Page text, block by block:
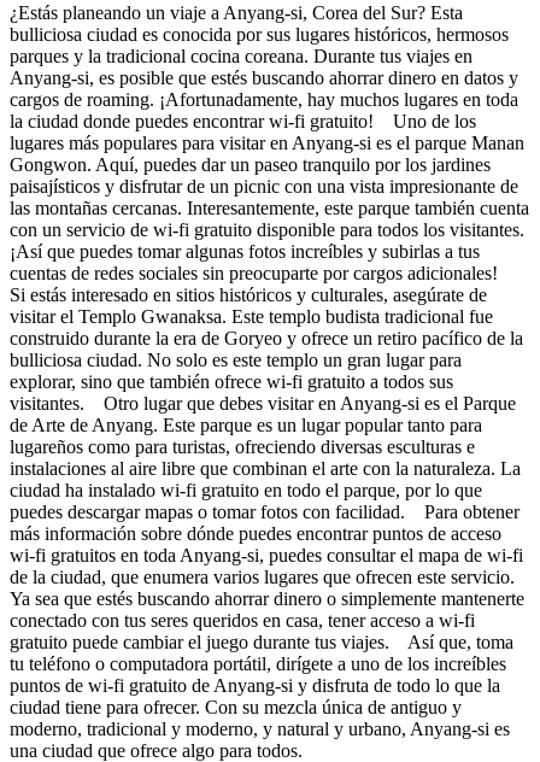
¿Estás planeando un viaje a Anyang-si, Corea del Sur? Esta
bulliciosa ciudad es conocida por sus lugares históricos, hermosos
parques y la tradicional cocina coreana. Durante tus viajes en
Anyang-si, es posible que estés buscando ahorrar dinero en datos y
cargos de roaming. ¡Afortunadamente, hay muchos lugares en toda
la ciudad donde puedes encontrar wi-fi gratuito! Uno de los
lugares más populares para visitar en Anyang-si es el parque Manan
Gongwon. Aquí, puedes dar un paseo tranquilo por los jardines
paisajísticos y disfrutar de un picnic con una vista impresionante de
las montañas cercanas. Interesantemente, este parque también cuenta
con un servicio de wi-fi gratuito disponible para todos los visitantes.
¡Así que puedes tomar algunas fotos increíbles y subirlas a tus
cuentas de redes sociales sin preocuparte por cargos adicionales!
Si estás interesado en sitios históricos y culturales, asegúrate de
visitar el Templo Gwanaksa. Este templo budista tradicional fue
construido durante la era de Goryeo y ofrece un retiro pacífico de la
bulliciosa ciudad. No solo es este templo un gran lugar para
explorar, sino que también ofrece wi-fi gratuito a todos sus
visitantes. Otro lugar que debes visitar en Anyang-si es el Parque
de Arte de Anyang. Este parque es un lugar popular tanto para
lugareños como para turistas, ofreciendo diversas esculturas e
instalaciones al aire libre que combinan el arte con la naturaleza. La
ciudad ha instalado wi-fi gratuito en todo el parque, por lo que
puedes descargar mapas o tomar fotos con facilidad. Para obtener
más información sobre dónde puedes encontrar puntos de acceso
wi-fi gratuitos en toda Anyang-si, puedes consultar el mapa de wi-fi
de la ciudad, que enumera varios lugares que ofrecen este servicio.
Ya sea que estés buscando ahorrar dinero o simplemente mantenerte
conectado con tus seres queridos en casa, tener acceso a wi-fi
gratuito puede cambiar el juego durante tus viajes. Así que, toma
tu teléfono o computadora portátil, dirígete a uno de los increíbles
puntos de wi-fi gratuito de Anyang-si y disfruta de todo lo que la
ciudad tiene para ofrecer. Con su mezcla única de antiguo y
moderno, tradicional y moderno, y natural y urbano, Anyang-si es
una ciudad que ofrece algo para todos.